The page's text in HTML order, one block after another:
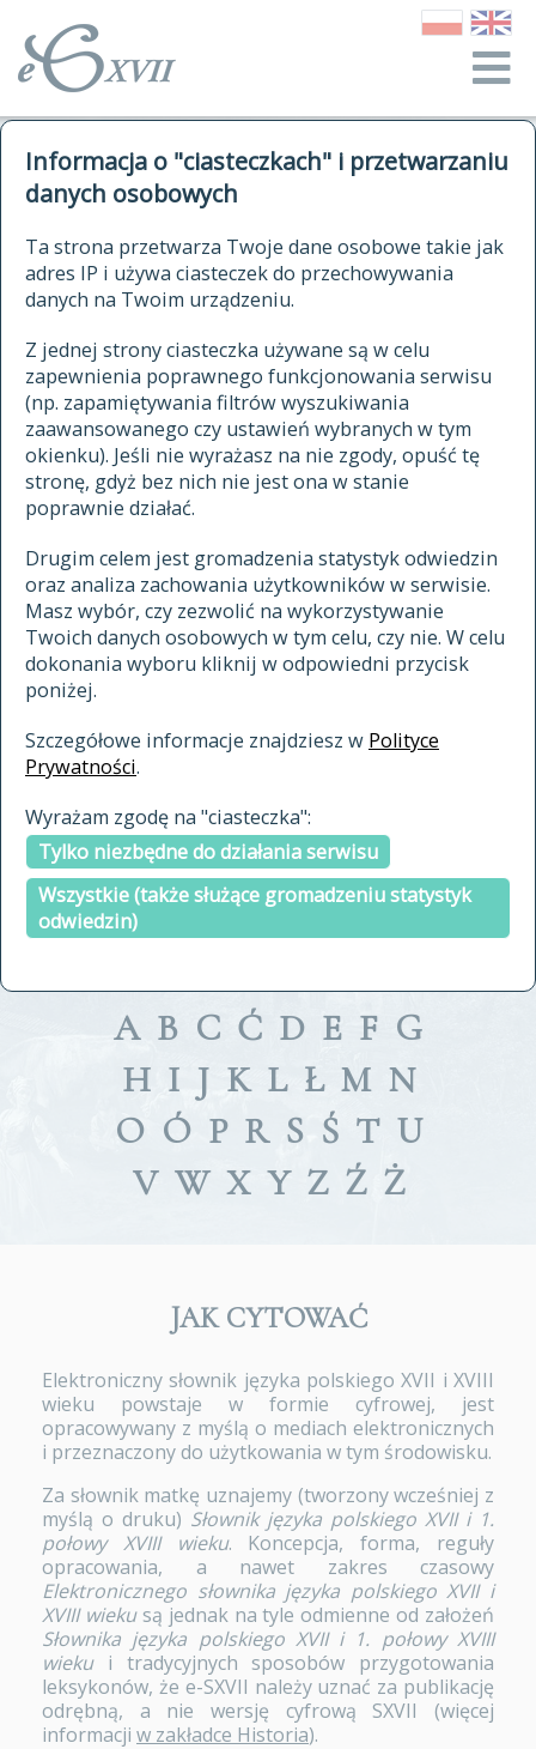
Informacja o "ciasteczkach" i przetwarzaniu
danych osobowych
Ta strona przetwarza Twoje dane osobowe takie jak
adres IP i używa ciasteczek do przechowywania
danych na Twoim urządzeniu.
Z jednej strony ciasteczka używane są w celu
zapewnienia poprawnego funkcjonowania serwisu
(np. zapamiętywania filtrów wyszukiwania
zaawansowanego czy ustawień wybranych w tym
okienku). Jeśli nie wyrażasz na nie zgody, opuść tę
stronę, gdyż bez nich nie jest ona w stanie
poprawnie działać.
Drugim celem jest gromadzenia statystyk odwiedzin
oraz analiza zachowania użytkowników w serwisie.
Masz wybór, czy zezwolić na wykorzystywanie
Twoich danych osobowych w tym celu, czy nie. W celu
dokonania wyboru kliknij w odpowiedni przycisk
poniżej.
Szczegółowe informacje znajdziesz w Polityce
Prywatności.
Wyrażam zgodę na "ciasteczka":
Tylko niezbędne do działania serwisu
Wszystkie (także służące gromadzeniu statystyk
odwiedzin)
autorzy Słownika
historia
publikacje
źródła
autorzy tekstów źródłowych
zasady opracowania
statystyki
najnowsze hasła
ostatnio zmodyfikowane hasła
materiały archiwalne
cytowanie
kontakt
kwerendy
jak cytować Słownik
ELEKTRONICZNY SŁOWNIK
JĘZYKA POLSKIEGO
XVII I XVIII WIEKU
znajdź hasła
zaczynające się od
indeksie
a fronte
a tergo
A B C Ć D E F G
H I J K L Ł M N
O Ó P R S Ś T U
V W X Y Z Ź Ż
JAK CYTOWAĆ
Elektroniczny słownik języka polskiego XVII i XVIII
wieku powstaje w formie cyfrowej, jest
opracowywany z myślą o mediach elektronicznych
i przeznaczony do użytkowania w tym środowisku.
Za słownik matkę uznajemy (tworzony wcześniej z
myślą o druku) Słownik języka polskiego XVII i 1.
połowy XVIII wieku. Koncepcja, forma, reguły
opracowania, a nawet zakres czasowy
Elektronicznego słownika języka polskiego XVII i
XVIII wiekusą jednak na tyle odmienne od założeń
Słownika języka polskiego XVII i 1. połowy XVIII
wiekui tradycyjnych sposobów przygotowania
leksykonów, że e-SXVII należy uznać za publikację
odrębną, a nie wersję cyfrową SXVII (więcej
informacji w zakładce Historia).